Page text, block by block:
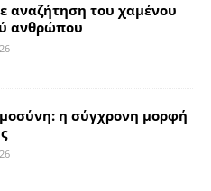
αναζήτηση του χαμένου
ανθρώπου
η σύγχρονη μορφή